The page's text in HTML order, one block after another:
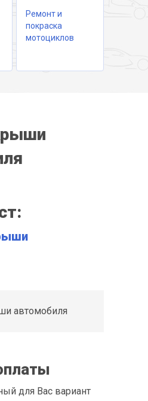
Ремонт и
покраска
мотоциклов
автомобиля
для Вас вариант